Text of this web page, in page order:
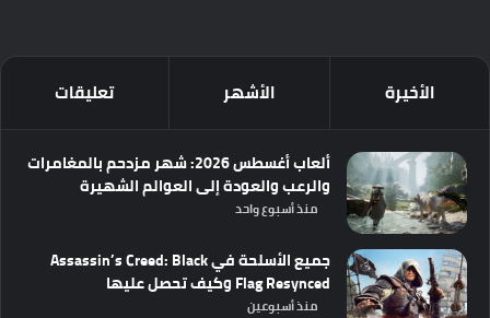
الأخيرة الأشهر تعليقات
ألعاب أغسطس 2026: شهر مزدحم بالمغامرات
والرعب والعودة إلى العوالم الشهيرة
منذ أسبوع واحد
جميع الأسلحة في Assassin’s Creed: Black
Flag Resynced وكيف تحصل عليها
منذ أسبوعين